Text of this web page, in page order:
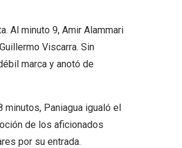
Al minuto 9, Amir Alammari
Viscarra. Sin
marca y anotó de
Paniagua igualó el
de los aficionados
por su entrada.